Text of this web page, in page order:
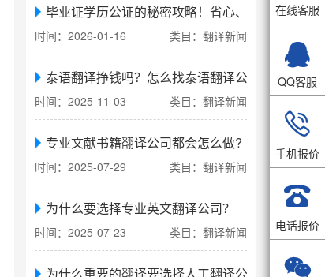
毕业证学历公证的秘密攻略！省心、省力、省时
时间：2026-01-16 类目：翻译新闻
泰语翻译挣钱吗？怎么找泰语翻译公司翻译
时间：2025-11-03 类目：翻译新闻
专业文献书籍翻译公司都会怎么做?
时间：2025-07-29 类目：翻译新闻
为什么要选择专业英文翻译公司？
时间：2025-07-23 类目：翻译新闻
在线客服

QQ客服

手机报价

电话报价
